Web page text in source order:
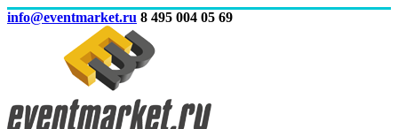
info@eventmarket.ru 8 495 004 05 69